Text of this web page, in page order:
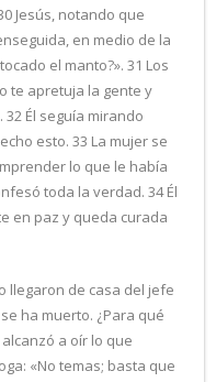
Jesús, notando que
en medio de la
el manto?». 31 Los
te apretuja la gente y
32 Él seguía mirando
esto. 33 La mujer se
lo que le había
toda la verdad. 34 Él
en paz y queda curada
llegaron de casa del jefe
ha muerto. ¿Para qué
a oír lo que
«No temas; basta que